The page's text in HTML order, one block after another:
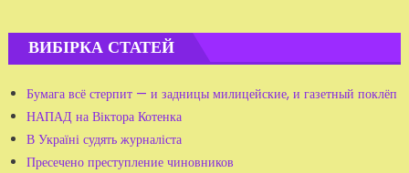
ВИБІРКА СТАТЕЙ
Бумага всё стерпит — и задницы милицейские, и газетный поклёп
НАПАД на Віктора Котенка
В Україні судять журналіста
Пресечено преступление чиновников